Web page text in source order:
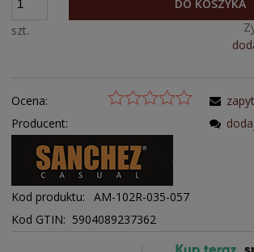
szt.
DO KOSZYKA
Ocena:
Producent:
Kod produktu:
AM-102R-035-057
Kod GTIN: 5904089237362